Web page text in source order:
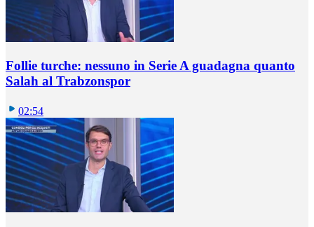
Follie turche: nessuno in Serie A guadagna quanto
Salah al Trabzonspor
02:54